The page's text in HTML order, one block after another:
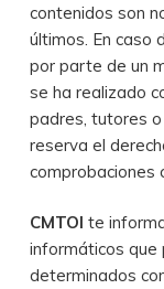
contenidos son
últimos. En caso
por parte de un
se ha realizado
padres, tutores
reserva el
comprobaciones
CMTOI te
informáticos que
determinados